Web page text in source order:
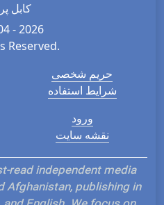
کابل
- 2026
Reserved.
حریم شخصی
شرایط استفاده
ورود
نقشه سایت
read independent media
Afghanistan, publishing in